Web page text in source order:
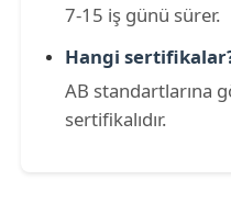
7-15 iş günü sürer.
Hangi
AB standartlarına
sertifikalıdır.